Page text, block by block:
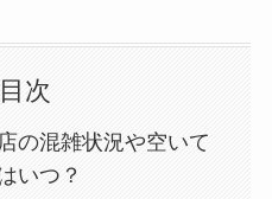
目次
の混雑状況や空いて
いつ？